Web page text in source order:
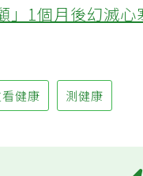
」1個月後幻滅心
健康 測健康